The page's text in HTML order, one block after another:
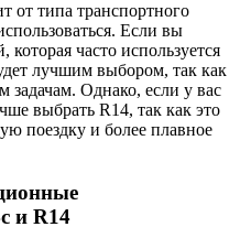
от типа транспортного
Если вы
которая часто используется
лучшим выбором, так как
задачам. Однако, если у вас
выбрать R14, так как это
поездку и более плавное
и R14